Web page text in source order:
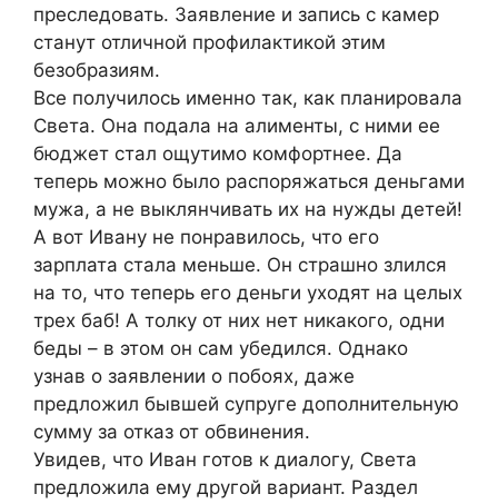
преследовать. Заявление и запись с камер
станут отличной профилактикой этим
безобразиям.
Все получилось именно так, как планировала
Света. Она подала на алименты, с ними ее
бюджет стал ощутимо комфортнее. Да
теперь можно было распоряжаться деньгами
мужа, а не выклянчивать их на нужды детей!
А вот Ивану не понравилось, что его
зарплата стала меньше. Он страшно злился
на то, что теперь его деньги уходят на целых
трех баб! А толку от них нет никакого, одни
беды – в этом он сам убедился. Однако
узнав о заявлении о побоях, даже
предложил бывшей супруге дополнительную
сумму за отказ от обвинения.
Увидев, что Иван готов к диалогу, Света
предложила ему другой вариант. Раздел